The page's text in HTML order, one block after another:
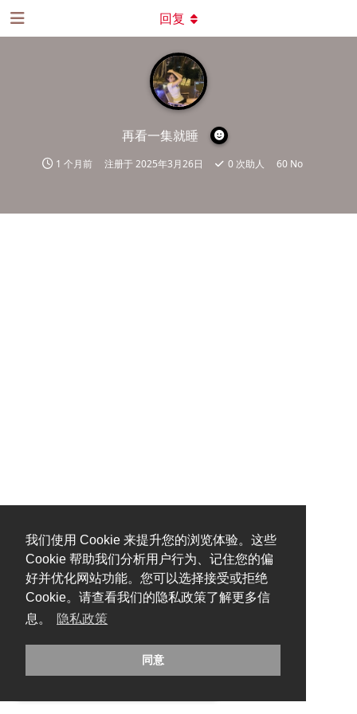
我们使用 Cookie 来提升您的浏览体验。这些
Cookie 帮助我们分析用户行为、记住您的偏
好并优化网站功能。您可以选择接受或拒绝
Cookie。请查看我们的隐私政策了解更多信
息。
隐私政策
同意
再看一集就睡
1 个月前 注册于2025年3月26日 0 次助人 60 No
回复
糟糕，出错啦！请刷新页面重试。